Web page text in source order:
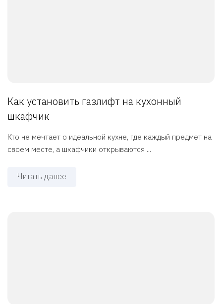
Как установить газлифт на кухонный
шкафчик
Кто не мечтает о идеальной кухне, где каждый предмет на
своем месте, а шкафчики открываются ...
Читать далее